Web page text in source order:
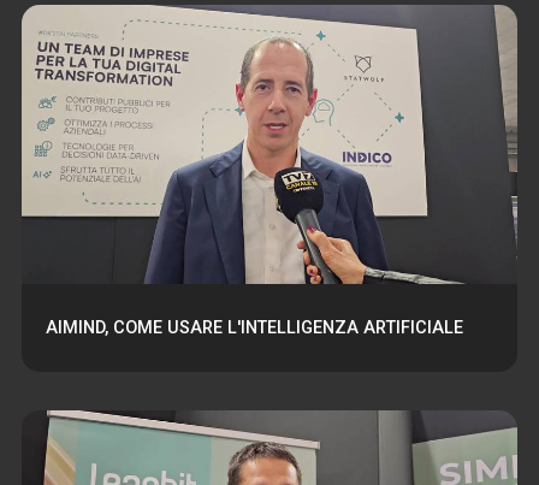
AIMIND, COME USARE L'INTELLIGENZA ARTIFICIALE